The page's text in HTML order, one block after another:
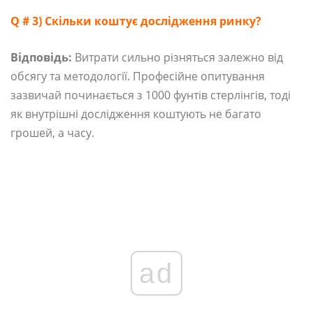
Q # 3) Скільки коштує дослідження ринку?
Відповідь: Витрати сильно різняться залежно від
обсягу та методології. Професійне опитування
зазвичай починається з 1000 фунтів стерлінгів, тоді
як внутрішні дослідження коштують не багато
грошей, а часу.
ad